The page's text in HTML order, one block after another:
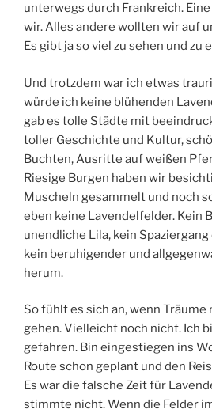
unterwegs durch Frankreich.
wir. Alles andere wollten wir auf
Es gibt ja so viel zu sehen und zu
Und trotzdem war ich etwas
würde ich keine blühenden
gab es tolle Städte mit
toller Geschichte und Kultur,
Buchten, Ausritte auf weißen
Riesige Burgen haben wir
Muscheln gesammelt und noch
eben keine Lavendelfelder. Kein
unendliche Lila, kein
kein beruhigender und
herum.
So fühlt es sich an, wenn
gehen. Vielleicht noch nicht. Ich
gefahren. Bin eingestiegen ins
Route schon geplant und den
Es war die falsche Zeit für
stimmte nicht. Wenn die Felder